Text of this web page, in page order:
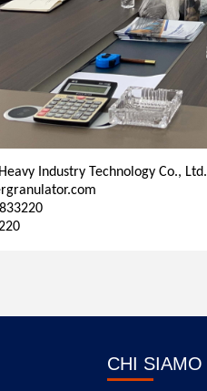
Industry Technology Co., Ltd.
CHI SIAMO